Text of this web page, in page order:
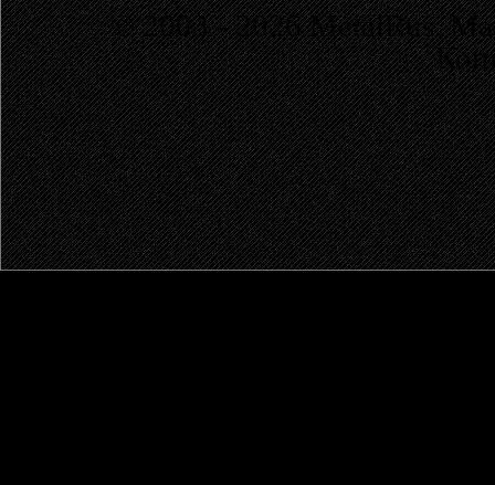
© 2003 - 2026 MetalRus.